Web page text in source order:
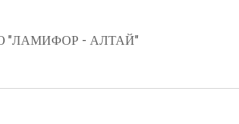
"ЛАМИФОР - АЛТАЙ"